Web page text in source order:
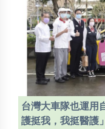
台灣大車隊也運用
護挺我，我挺醫護